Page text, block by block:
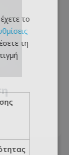
το
τη